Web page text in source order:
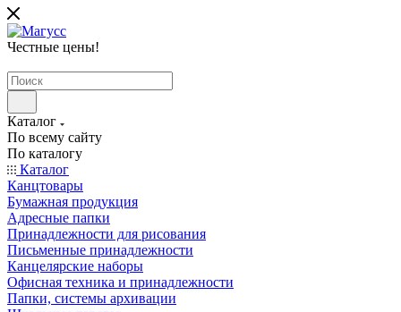
Честные цены!
Каталог
По всему сайту
По каталогу
Каталог
Канцтовары
Бумажная продукция
Адресные папки
Принадлежности для рисования
Письменные принадлежности
Канцелярские наборы
Офисная техника и принадлежности
Папки, системы архивации